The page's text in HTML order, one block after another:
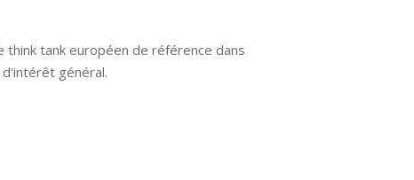
tank européen de référence dans
général.